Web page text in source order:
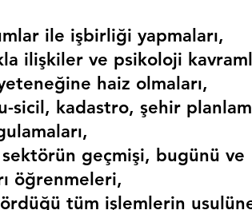
ile işbirliği yapmaları,
ilişkiler ve psikoloji
haiz olmaları,
sicil, kadastro, şehir
geçmişi, bugünü ve
öğrenmeleri,
tüm işlemlerin